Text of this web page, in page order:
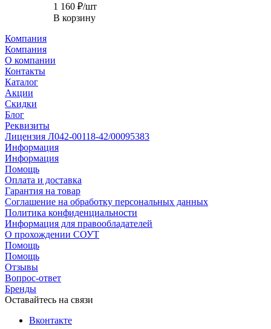
1 160 ₽/шт
В корзину
Компания
Компания
О компании
Контакты
Каталог
Акции
Скидки
Блог
Реквизиты
Лицензия Л042-00118-42/00095383
Информация
Информация
Помощь
Оплата и доставка
Гарантия на товар
Соглашение на обработку персональных данных
Политика конфиденциальности
Информация для правообладателей
О прохождении СОУТ
Помощь
Помощь
Отзывы
Вопрос-ответ
Бренды
Оставайтесь на связи
Вконтакте